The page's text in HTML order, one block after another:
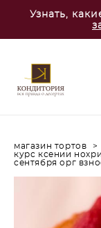
Узнать,
магазин тортов >
курс ксении
сентября орг